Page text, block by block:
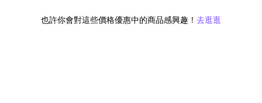
也許你會對這些價格優惠中的商品感興趣！ 去逛逛